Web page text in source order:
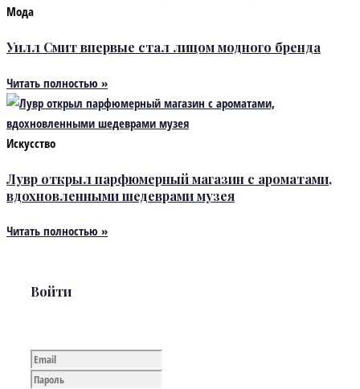
Мода
Уилл Смит впервые стал лицом модного бренда
Читать полностью »
Искусство
Лувр открыл парфюмерный магазин с ароматами,
вдохновленными шедеврами музея
Читать полностью »
Войти